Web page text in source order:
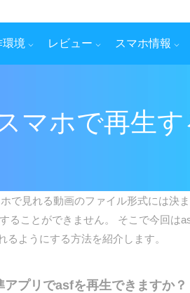
環境 レビュー スマホ情報
マホで再生
見れる動画のファイル形式には決
ることができません。 そこで今回は
ようにする方法を紹介します。
プリでasfを再生できますか？